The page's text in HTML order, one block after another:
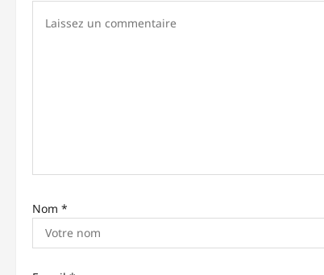
i
c
Nom *